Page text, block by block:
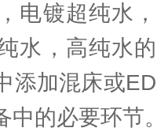
电镀超纯水
水，高纯水
添加混床或
中的必要环节